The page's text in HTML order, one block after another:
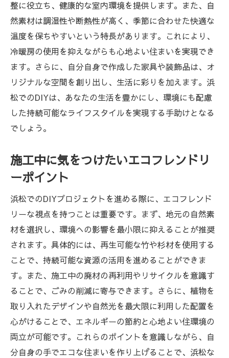
整に役立ち、健康的な室内環境を提供します。また、自
然素材は調湿性や断熱性が高く、季節に合わせた快適な
温度を保ちやすいという特長があります。これにより、
冷暖房の使用を抑えながらも心地よい住まいを実現でき
ます。さらに、自分自身で作成した家具や装飾品は、オ
リジナルな空間を創り出し、生活に彩りを加えます。浜
松でのDIYは、あなたの生活を豊かにし、環境にも配慮
した持続可能なライフスタイルを実現する手助けとなる
でしょう。
施工中に気をつけたいエコフレンドリ
ーポイント
浜松でのDIYプロジェクトを進める際に、エコフレンド
リーな視点を持つことは重要です。まず、地元の自然素
材を選択し、環境への影響を最小限に抑えることが推奨
されます。具体的には、再生可能な竹や杉材を使用する
ことで、持続可能な資源の活用を進めることができま
す。また、施工中の廃材の再利用やリサイクルを意識す
ることで、ごみの削減に寄与できます。さらに、植物を
取り入れたデザインや自然光を最大限に利用した配置を
心がけることで、エネルギーの節約と心地よい住環境の
両立が可能です。これらのポイントを意識しながら、自
分自身の手でエコな住まいを作り上げることで、浜松な